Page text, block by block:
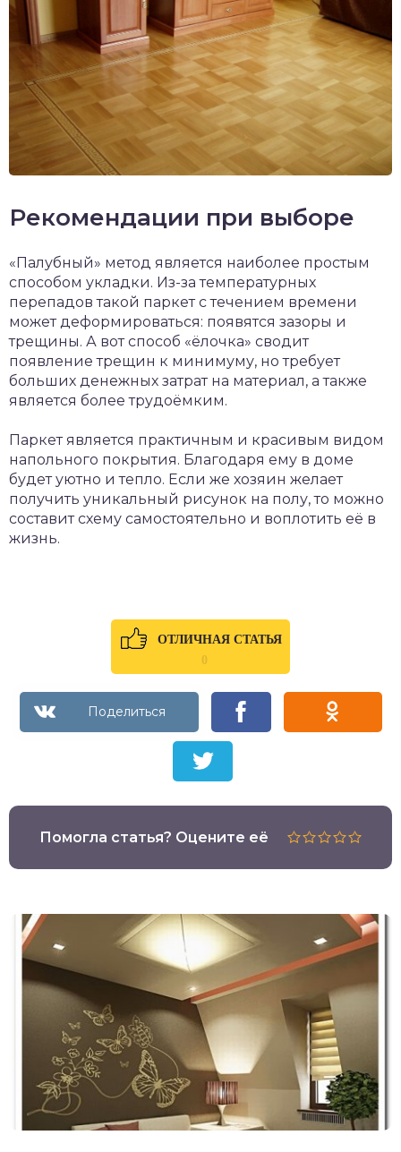
Рекомендации при выборе
«Палубный» метод является наиболее простым
способом укладки. Из-за температурных
перепадов такой паркет с течением времени
может деформироваться: появятся зазоры и
трещины. А вот способ «ёлочка» сводит
появление трещин к минимуму, но требует
больших денежных затрат на материал, а также
является более трудоёмким.
Паркет является практичным и красивым видом
напольного покрытия. Благодаря ему в доме
будет уютно и тепло. Если же хозяин желает
получить уникальный рисунок на полу, то можно
составит схему самостоятельно и воплотить её в
жизнь.
ОТЛИЧНАЯ СТАТЬЯ
0
Помогла статья? Оцените её